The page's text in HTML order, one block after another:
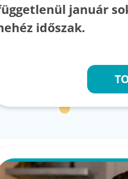
január
időszak.